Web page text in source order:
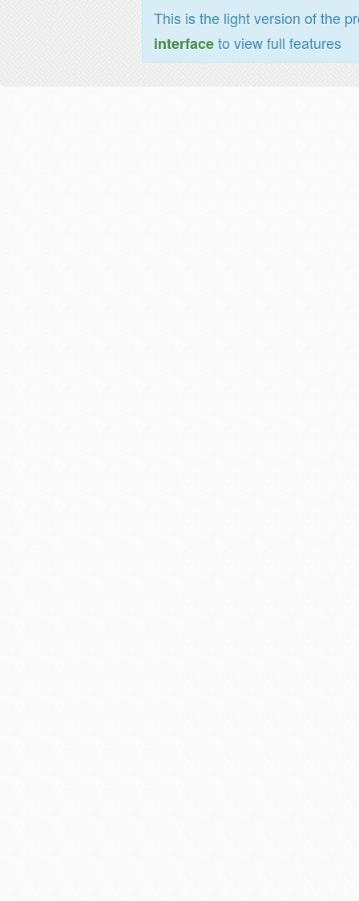
This is the light version of the
interfaceto view full features